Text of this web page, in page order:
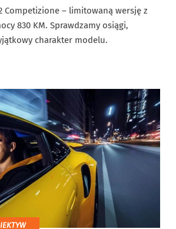
Competizione – limitowaną wersję z
830 KM. Sprawdzamy osiągi,
charakter modelu.